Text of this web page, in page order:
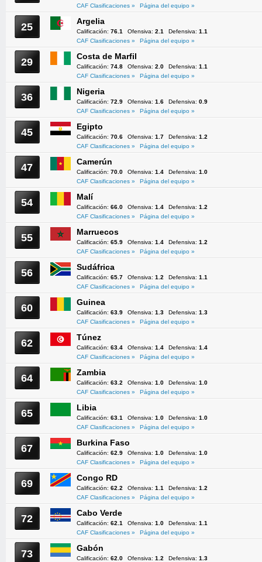
CAF Clasificaciones »
Página del equipo »
25 Argelia
Calificación: 76.1 Ofensiva: 2.1 Defensiva: 1.1
CAF Clasificaciones »
Página del equipo »
29 Costa de Marfil
Calificación: 74.8 Ofensiva: 2.0 Defensiva: 1.1
CAF Clasificaciones »
Página del equipo »
36 Nigeria
Calificación: 72.9 Ofensiva: 1.6 Defensiva: 0.9
CAF Clasificaciones »
Página del equipo »
45 Egipto
Calificación: 70.6 Ofensiva: 1.7 Defensiva: 1.2
CAF Clasificaciones »
Página del equipo »
47 Camerún
Calificación: 70.0 Ofensiva: 1.4 Defensiva: 1.0
CAF Clasificaciones »
Página del equipo »
54 Malí
Calificación: 66.0 Ofensiva: 1.4 Defensiva: 1.2
CAF Clasificaciones »
Página del equipo »
55 Marruecos
Calificación: 65.9 Ofensiva: 1.4 Defensiva: 1.2
CAF Clasificaciones »
Página del equipo »
56 Sudáfrica
Calificación: 65.7 Ofensiva: 1.2 Defensiva: 1.1
CAF Clasificaciones »
Página del equipo »
60 Guinea
Calificación: 63.9 Ofensiva: 1.3 Defensiva: 1.3
CAF Clasificaciones »
Página del equipo »
62 Túnez
Calificación: 63.4 Ofensiva: 1.4 Defensiva: 1.4
CAF Clasificaciones »
Página del equipo »
64 Zambia
Calificación: 63.2 Ofensiva: 1.0 Defensiva: 1.0
CAF Clasificaciones »
Página del equipo »
65 Libia
Calificación: 63.1 Ofensiva: 1.0 Defensiva: 1.0
CAF Clasificaciones »
Página del equipo »
67 Burkina Faso
Calificación: 62.9 Ofensiva: 1.0 Defensiva: 1.0
CAF Clasificaciones »
Página del equipo »
69 Congo RD
Calificación: 62.2 Ofensiva: 1.1 Defensiva: 1.2
CAF Clasificaciones »
Página del equipo »
72 Cabo Verde
Calificación: 62.1 Ofensiva: 1.0 Defensiva: 1.1
CAF Clasificaciones »
Página del equipo »
73 Gabón
Calificación: 62.0 Ofensiva: 1.2 Defensiva: 1.3